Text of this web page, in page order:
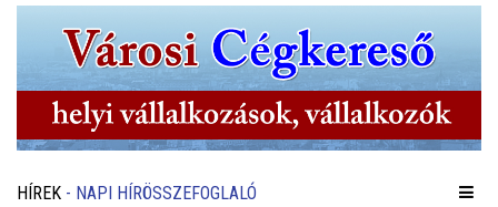
HÍREK - NAPI HÍRÖSSZEFOGLALÓ